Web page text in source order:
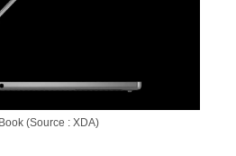
(Source : XDA)